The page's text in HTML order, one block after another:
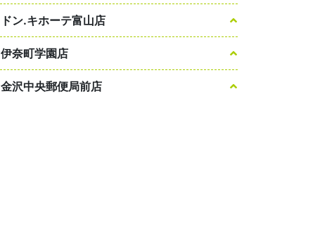
ドン.キホーテ富山店
伊奈町学園店
金沢中央郵便局前店